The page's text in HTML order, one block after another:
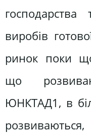
виробів
ринок поки
що
ЮНКТАД1, в